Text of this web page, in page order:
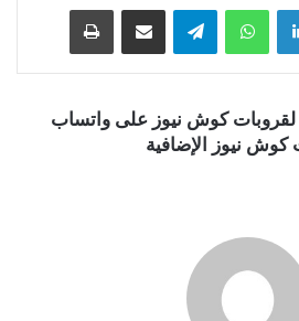
لينكدإن واتساب تيلقرام
لقروبات كوش نيوز على واتساب
كوش نيوز الإضافية